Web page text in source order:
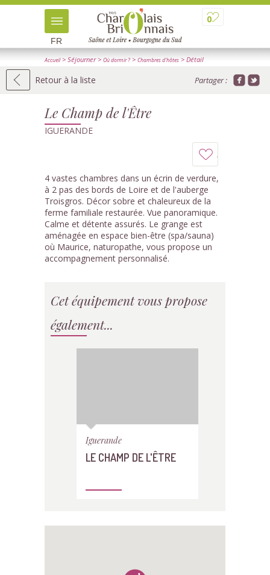
0
FR
Accueil> Séjourner> Où dormir ? > Chambres d'hôtes > Détail
Retour à la liste Partager :
Le Champ de l'Être
IGUERANDE
4 vastes chambres dans un écrin de verdure,
à 2 pas des bords de Loire et de l'auberge
Troisgros. Décor sobre et chaleureux de la
ferme familiale restaurée. Vue panoramique.
Calme et détente assurés. Le grange est
aménagée en espace bien-être (spa/sauna)
où Maurice, naturopathe, vous propose un
accompagnement personnalisé.
Cet équipement vous propose
également...
Iguerande
LE CHAMP DE L'ÊTRE